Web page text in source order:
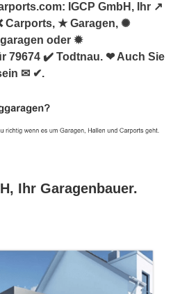
IGCP GmbH, Ihr ↗️
Carports, ★ Garagen, ✺
oder ✹
79674 ✔️ Todtnau. ❤ Auch Sie
✉ ✔.
Ihr Garagenbauer.